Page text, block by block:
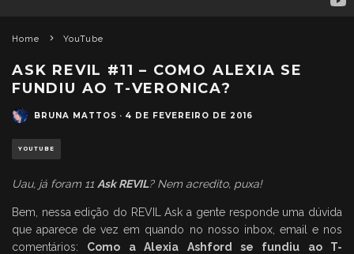
Home YouTube
ASK REVIL #11 – COMO ALEXIA SE
FUNDIU AO T-VERONICA?
BRUNA MATTOS · 4 DE FEVEREIRO DE 2016
YOUTUBE
Uau, já foram 11 Ask REVIL? Nem acredito, puxa!
Bem, nessa edição do REVIL Ask a gente responde uma dúvida
que aparece de vez em quando no nosso inbox, email e nos
comentários: Como aAlexia Ashford se fundiu ao T-